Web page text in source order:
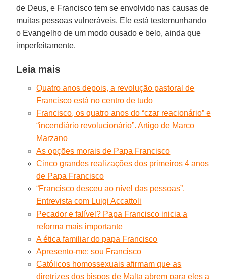
de Deus, e Francisco tem se envolvido nas causas de
muitas pessoas vulneráveis. Ele está testemunhando
o Evangelho de um modo ousado e belo, ainda que
imperfeitamente.
Leia mais
Quatro anos depois, a revolução pastoral de
Francisco está no centro de tudo
Francisco, os quatro anos do “czar reacionário” e
“incendiário revolucionário”. Artigo de Marco
Marzano
As opções morais de Papa Francisco
Cinco grandes realizações dos primeiros 4 anos
de Papa Francisco
“Francisco desceu ao nível das pessoas”.
Entrevista com Luigi Accattoli
Pecador e falível? Papa Francisco inicia a
reforma mais importante
A ética familiar do papa Francisco
Apresento-me: sou Francisco
Católicos homossexuais afirmam que as
diretrizes dos bispos de Malta abrem para eles a